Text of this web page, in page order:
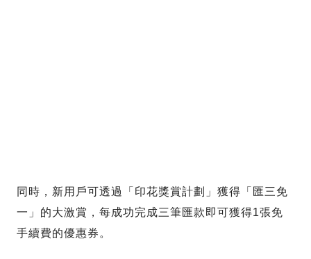
同時，新用戶可透過「印花獎賞計劃」獲得「匯三免
一」的大激賞，每成功完成三筆匯款即可獲得1張免
手續費的優惠券。